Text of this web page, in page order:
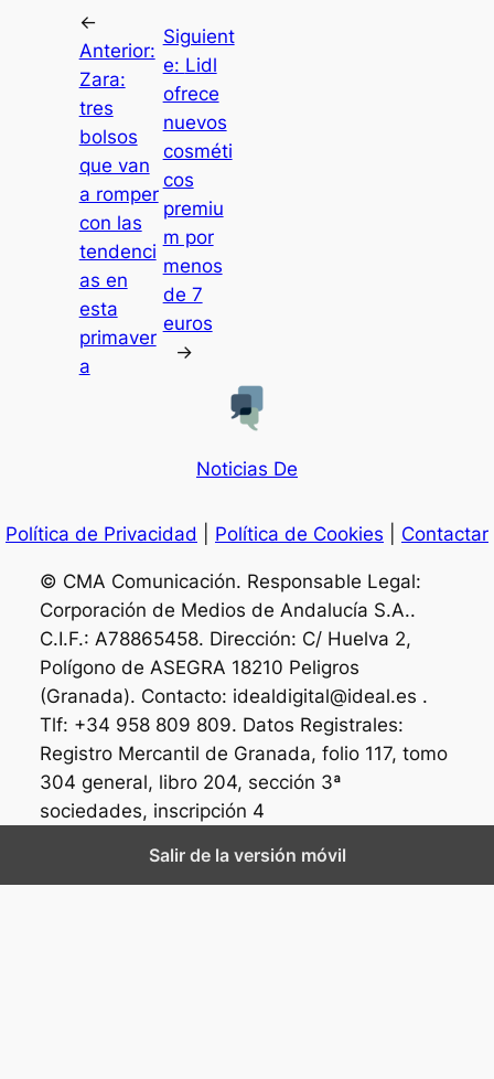
←
Anterior:
Zara:
tres
bolsos
que van
a romper
con las
tendenci
as en
esta
primaver
a
Siguient
e: Lidl
ofrece
nuevos
cosméti
cos
premiu
m por
menos
de 7
euros
→
Noticias De
Política de Privacidad Política de Cookies Contactar
© CMA Comunicación. Responsable Legal:
Corporación de Medios de Andalucía S.A..
C.I.F.: A78865458. Dirección: C/ Huelva 2,
Polígono de ASEGRA 18210 Peligros
(Granada). Contacto: idealdigital@ideal.es .
Tlf: +34 958 809 809. Datos Registrales:
Registro Mercantil de Granada, folio 117, tomo
304 general, libro 204, sección 3ª
sociedades, inscripción 4
Salir de la versión móvil